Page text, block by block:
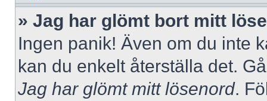
» Jag har glömt bort mitt
Ingen panik! Även om du inte
kan du enkelt återställa det.
Jag har glömt mitt lösenord.